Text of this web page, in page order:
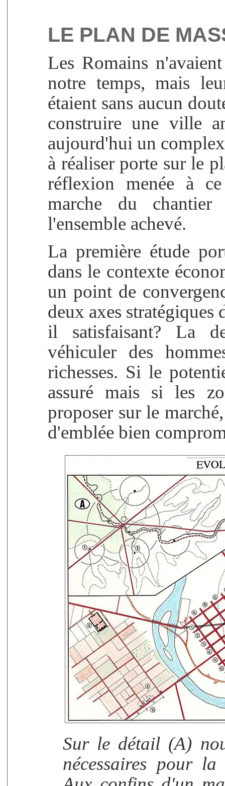
LE PLAN DE
Les Romains
notre temps, mais
étaient sans aucun
construire une ville
aujourd'hui un
à réaliser porte sur le
réflexion menée à
marche du
l'ensemble achevé.
La première étude
dans le contexte
un point de
deux axes stratégiques
il satisfaisant? La
véhiculer des
richesses. Si le
assuré mais si les
proposer sur le
d'emblée bien
Sur le détail (A)
nécessaires pour